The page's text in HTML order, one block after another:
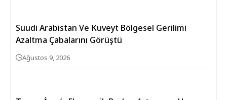
Suudi Arabistan Ve Kuveyt Bölgesel Gerilimi
Azaltma Çabalarını Görüştü
Ağustos 9, 2026